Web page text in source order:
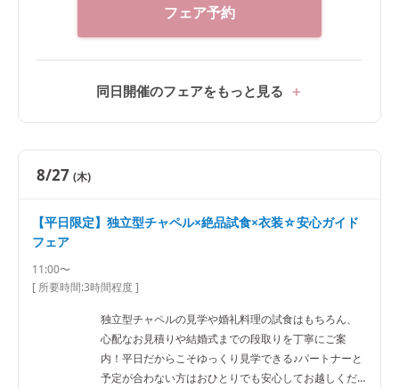
フェア予約
同日開催のフェアをもっと見る
8/27 (木)
【平日限定】独立型チャペル×絶品試食×衣装☆安心ガイド
フェア
11:00〜
[ 所要時間:3時間程度]
独立型チャペルの見学や婚礼料理の試食はもちろん、
心配なお見積りや結婚式までの段取りを丁寧にご案
内！平日だからこそゆっくり見学できる♪パートナーと
予定が合わない方はおひとりでも安心してお越しくだ